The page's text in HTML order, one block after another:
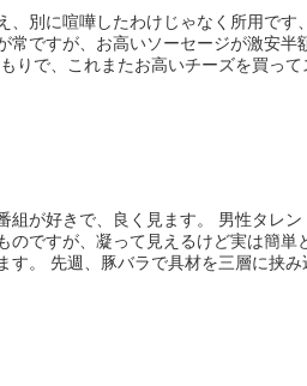
別に喧嘩したわけじゃなく所用です
常ですが、お高いソーセージが激安半
りで、これまたお高いチーズを買って
組が好きで、良く見ます。 男性タレン
のですが、凝って見えるけど実は簡単
。 先週、豚バラで具材を三層に挟み